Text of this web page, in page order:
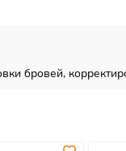
бровей,